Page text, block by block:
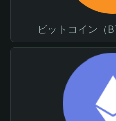
ビットコイン（